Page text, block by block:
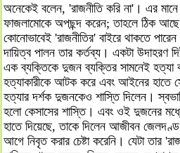
অনেকেই বলেন, 'রাজনীতি করি না'। এর মানে
ফাজলামোকে অপছন্দ করেন; তাহলে ঠিক
কোনোভাবেই 'রাজনীতির' বাইরে থাকতে
দায়িত্ব পালন তার কর্তব্য। একটা উদাহরণ
এক ব্যক্তিকে দুজন ব্যক্তির সামনেই
হত্যাকারীকে আটক করে এবং আইনের হাতে
হত্যার দর্শক দুজনকেও শাস্তি দিলেন।
হলো কেসাসের শাস্তি। এবং ওই দুজনের
হাতে দিয়েছে, তাকে দিলেন আজীবন
আগে নিবৃত করার চেষ্টা করেনি। যেটা তার